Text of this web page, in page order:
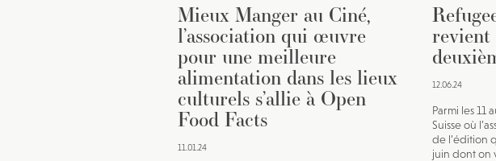
Mieux Manger au Ciné,
l’association qui œuvre
pour une meilleure
alimentation dans les lieux
culturels s’allie à Open
Food Facts
11.01.24
revient
12.06.24
Parmi les 11
Suisse où
de l’édition
juin dont on